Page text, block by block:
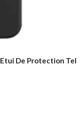
Etui De Protection Tel